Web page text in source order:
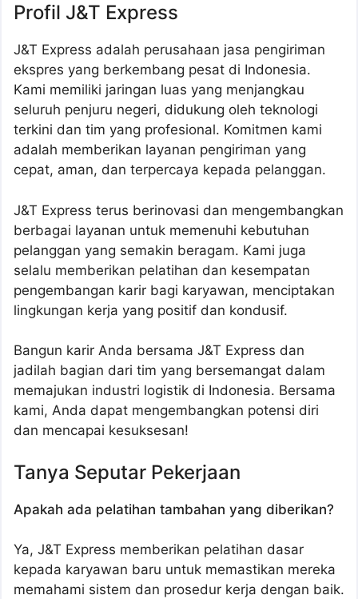
Profil J&T Express
J&T Express adalah perusahaan jasa pengiriman
ekspres yang berkembang pesat di Indonesia.
Kami memiliki jaringan luas yang menjangkau
seluruh penjuru negeri, didukung oleh teknologi
terkini dan tim yang profesional. Komitmen kami
adalah memberikan layanan pengiriman yang
cepat, aman, dan terpercaya kepada pelanggan.
J&T Express terus berinovasi dan mengembangkan
berbagai layanan untuk memenuhi kebutuhan
pelanggan yang semakin beragam. Kami juga
selalu memberikan pelatihan dan kesempatan
pengembangan karir bagi karyawan, menciptakan
lingkungan kerja yang positif dan kondusif.
Bangun karir Anda bersama J&T Express dan
jadilah bagian dari tim yang bersemangat dalam
memajukan industri logistik di Indonesia. Bersama
kami, Anda dapat mengembangkan potensi diri
dan mencapai kesuksesan!
Tanya Seputar Pekerjaan
Apakah ada pelatihan tambahan yang diberikan?
Ya, J&T Express memberikan pelatihan dasar
kepada karyawan baru untuk memastikan mereka
memahami sistem dan prosedur kerja dengan baik.